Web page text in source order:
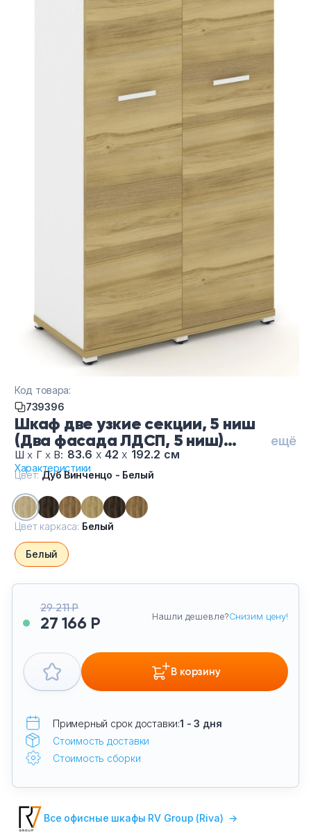
Шкаф две узкие секции, 5 ниш
(Два фасада ЛДСП, 5 ниш)
CN.STU-528 B/W-Ду Винченцо
Белый-Бе, цвет Дуб Винченцо -
Белый, цвет каркаса Белый
ещё
Ш х Г х В: 83.6 х 42 х 192.2 см
Характеристики
Код товара:
739396
29 211 Р
27 166 Р Нашли дешевле?Снизим цену!
В корзину
Примерный срок доставки:1 - 3 дня
Стоимость доставки
Стоимость сборки
Цвет:Дуб Винченцо - Белый
Цвет каркаса: Белый
Белый
Все офисные шкафы RV Group (Riva) →
Тумбы офисные
Офисные шкафы
Офисные диваны
Сейфы и металлическая мебель
Обеденная зона
Искусственные растения
Кашпо